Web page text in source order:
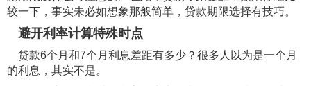
较一下，事实未必如想象那般简单，贷款期限选择有技巧。
避开利率计算特殊时点
贷款6个月和7个月利息差距有多少？很多人以为是一个月
的利息，其实不是。